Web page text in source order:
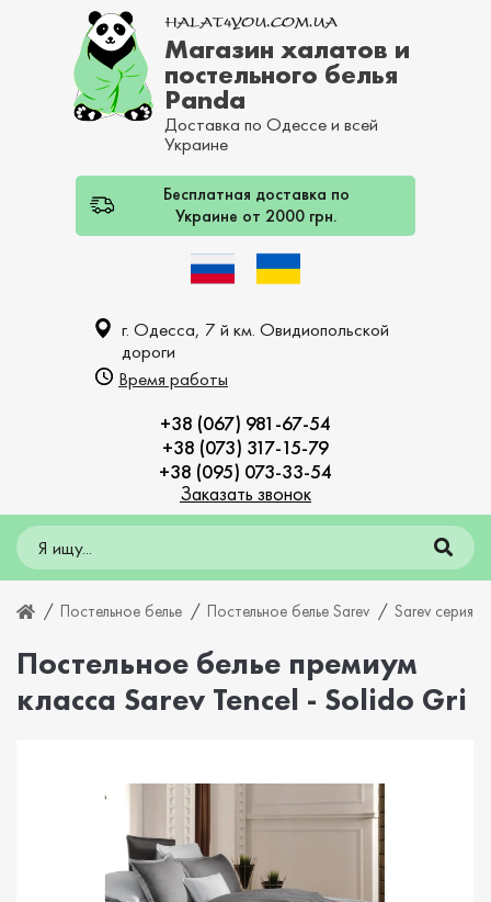
Магазин халатов и
постельного белья
Panda
Доставка по Одессе и всей
Украине
Бесплатная доставка по
Украине от 2000 грн.
г. Одесса, 7 й км. Овидиопольской
дороги
Время работы
+38 (067) 981-67-54
+38 (073) 317-15-79
+38 (095) 073-33-54
Заказать звонок
Постельное белье Постельное белье Sarev Sarev серия
Постельное белье премиум
класса Sarev Tencel - Solido Gri